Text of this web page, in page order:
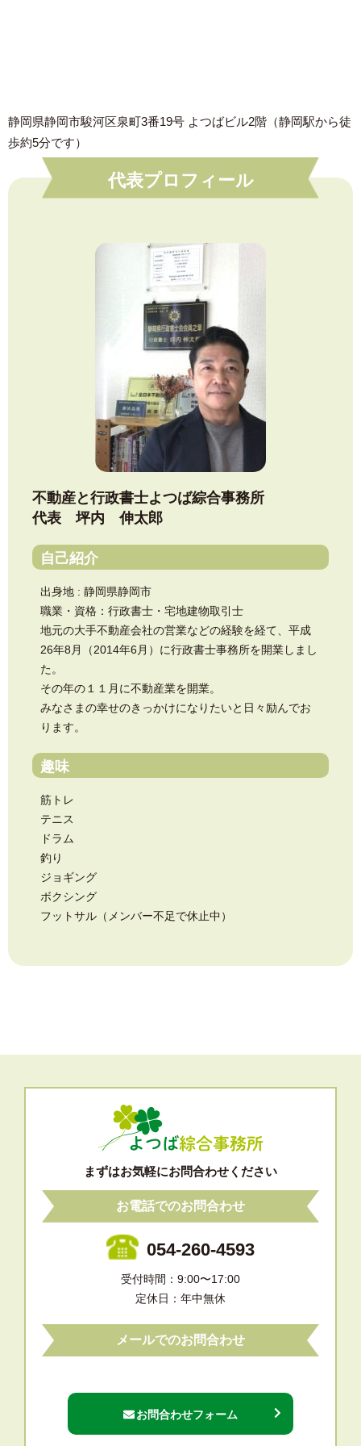
静岡県静岡市駿河区泉町3番19号 よつばビル2階（静岡駅から徒
歩約5分です）
代表プロフィール
不動産と行政書士よつば綜合事務所
代表 坪内 伸太郎
自己紹介
出身地 : 静岡県静岡市
職業・資格：行政書士・宅地建物取引士
地元の大手不動産会社の営業などの経験を経て、平成
26年8月（2014年6月）に行政書士事務所を開業しまし
た。
その年の１１月に不動産業を開業。
みなさまの幸せのきっかけになりたいと日々励んでお
ります。
趣味
筋トレ
テニス
ドラム
釣り
ジョギング
ボクシング
フットサル（メンバー不足で休止中）
まずはお気軽にお問合わせください
お電話でのお問合わせ
054-260-4593
受付時間：9:00〜17:00
定休日：年中無休
メールでのお問合わせ
お問合わせフォーム